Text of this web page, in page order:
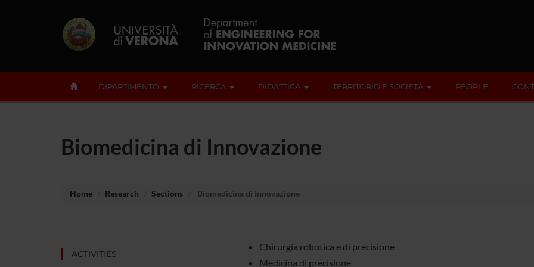
DIPARTIMENTO RICERCA DIDATTICA TERRITORIO E SOCIETÀ PEOPLE
Biomedicina di Innovazione
Home Research Sections Biomedicina di Innovazione
ACTIVITIES
Chirurgia robotica e di precisione
Medicina di precisione